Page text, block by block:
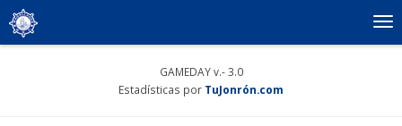
GAMEDAY v.- 3.0
Estadísticas por TuJonrón.com